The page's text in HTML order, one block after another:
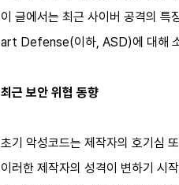
이 글에서는 최근 사이버 공격의
art Defense(이하, ASD)에 대해
최근 보안 위협 동향
초기 악성코드는 제작자의 호기심
이러한 제작자의 성격이 변하기 시